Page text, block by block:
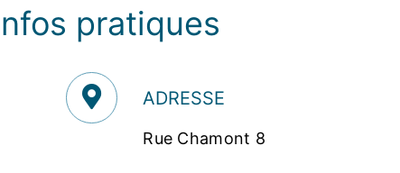
pratiques
ADRESSE
Rue Chamont 8